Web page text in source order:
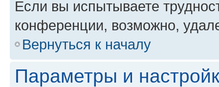
Если вы испытываете
конференции, возможно,
Вернуться к началу
Параметры и